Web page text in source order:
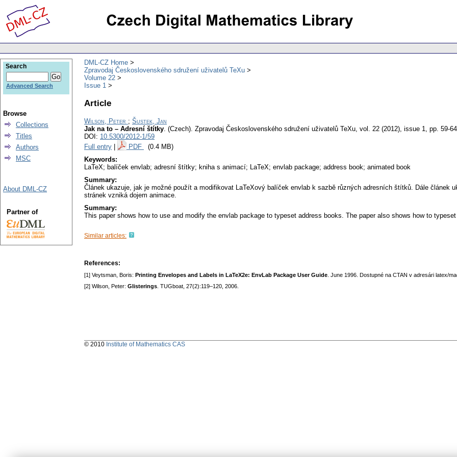
DML-CZ Home
Zpravodaj Československého sdružení uživatelů TeXu
Volume 22
Issue 1
Article
Wilson, Peter ; Šustek, Jan
Jak na to – Adresní štítky. (Czech). Zpravodaj Československého sdružení uživatelů TeXu, vol. 22 (2012), issue 1, pp. 59-64
DOI: 10.5300/2012-1/59
Full entry
PDF (0.4 MB)
Keywords:
LaTeX; balíček envlab; adresní štítky; kniha s animací; LaTeX; envlab package; address book; animated book
Summary:
Článek ukazuje, jak je možné použít a modifikovat LaTeXový balíček envlab k sazbě různých adresních štítků. Dále článek
stránek vzniká dojem animace.
Summary:
This paper shows how to use and modify the envlab package to typeset address books. The paper also shows how to
Similar articles:
References:
[1] Veytsman, Boris: Printing Envelopes and Labels in LaTeX2e: EnvLab Package User Guide . June 1996. Dostupné na CTAN v adresári latex/
[2] Wilson, Peter: Glisterings . TUGboat, 27(2):119–120, 2006.
Search
Advanced Search
Browse
Collections
Titles
Authors
MSC
About DML-CZ
Partner of
© 2010 Institute of Mathematics CAS